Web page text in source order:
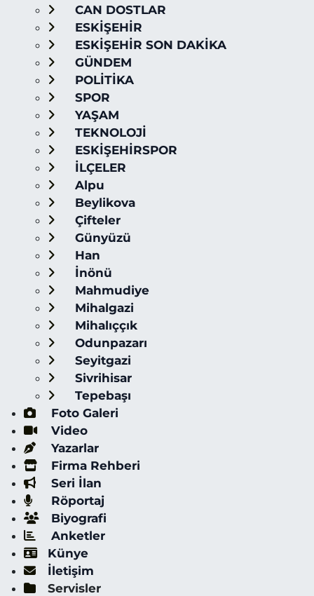
CAN DOSTLAR
ESKİŞEHİR
ESKİŞEHİR SON DAKİKA
GÜNDEM
POLİTİKA
SPOR
YAŞAM
TEKNOLOJİ
ESKİŞEHİRSPOR
İLÇELER
Alpu
Beylikova
Çifteler
Günyüzü
Han
İnönü
Mahmudiye
Mihalgazi
Mihalıççık
Odunpazarı
Seyitgazi
Sivrihisar
Tepebaşı
Foto Galeri
Video
Yazarlar
Firma Rehberi
Seri İlan
Röportaj
Biyografi
Anketler
Künye
İletişim
Servisler